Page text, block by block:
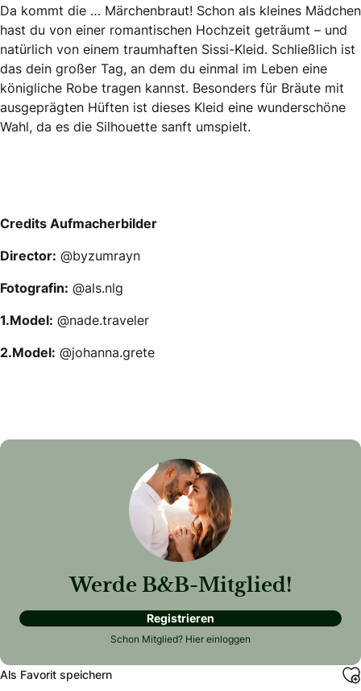
Da kommt die … Märchenbraut! Schon als kleines Mädchen
hast du von einer romantischen Hochzeit geträumt – und
natürlich von einem traumhaften Sissi-Kleid. Schließlich ist
das dein großer Tag, an dem du einmal im Leben eine
königliche Robe tragen kannst. Besonders für Bräute mit
ausgeprägten Hüften ist dieses Kleid eine wunderschöne
Wahl, da es die Silhouette sanft umspielt.
Credits Aufmacherbilder
Director: @byzumrayn
Fotografin: @als.nlg
1.Model: @nade.traveler
2.Model: @johanna.grete
Werde B&B-Mitglied!
Registrieren
Schon Mitglied? Hier einloggen
Als Favorit speichern